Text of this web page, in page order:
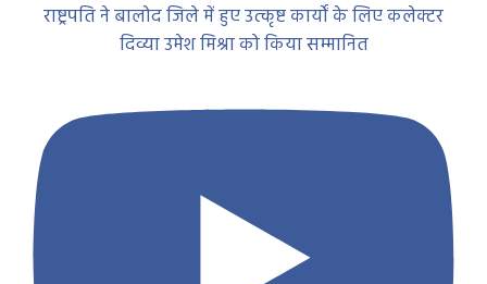
राष्ट्रपति ने बालोद जिले में हुए उत्कृष्ट कार्यों के लिए कलेक्टर
दिव्या उमेश मिश्रा को किया सम्मानित